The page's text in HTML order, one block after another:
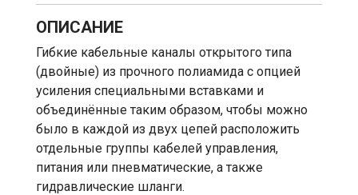
ОПИСАНИЕ
Гибкие кабельные каналы открытого типа
(двойные) из прочного полиамида с опцией
усиления специальными вставками и
объединённые таким образом, чтобы можно
было в каждой из двух цепей расположить
отдельные группы кабелей управления,
питания или пневматические, а также
гидравлические шланги.